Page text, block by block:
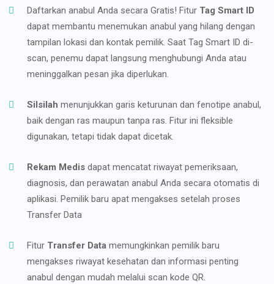
Daftarkan anabul Anda secara Gratis! Fitur Tag Smart ID
dapat membantu menemukan anabul yang hilang dengan
tampilan lokasi dan kontak pemilik. Saat Tag Smart ID di-
scan, penemu dapat langsung menghubungi Anda atau
meninggalkan pesan jika diperlukan.
Silsilah menunjukkan garis keturunan dan fenotipe anabul,
baik dengan ras maupun tanpa ras. Fitur ini fleksible
digunakan, tetapi tidak dapat dicetak.
Rekam Medis dapat mencatat riwayat pemeriksaan,
diagnosis, dan perawatan anabul Anda secara otomatis di
aplikasi. Pemilik baru apat mengakses setelah proses
Transfer Data
Fitur Transfer Data memungkinkan pemilik baru
mengakses riwayat kesehatan dan informasi penting
anabul dengan mudah melalui scan kode QR.